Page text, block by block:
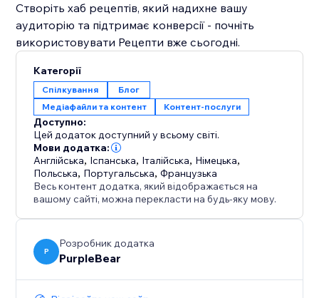
Створіть хаб рецептів, який надихне вашу
аудиторію та підтримає конверсії - почніть
використовувати Рецепти вже сьогодні.
Категорії
Спілкування
Блог
Медіафайли та контент
Контент‑послуги
Доступно:
Цей додаток доступний у всьому світі.
Мови додатка:
Англійська, Іспанська, Італійська, Німецька,
Польська, Португальська,Французька
Весь контент додатка, який відображається на
вашому сайті, можна перекласти на будь-яку мову.
P
Розробник додатка
PurpleBear